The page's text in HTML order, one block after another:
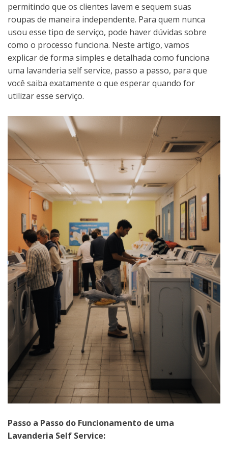
permitindo que os clientes lavem e sequem suas
roupas de maneira independente. Para quem nunca
usou esse tipo de serviço, pode haver dúvidas sobre
como o processo funciona. Neste artigo, vamos
explicar de forma simples e detalhada como funciona
uma lavanderia self service, passo a passo, para que
você saiba exatamente o que esperar quando for
utilizar esse serviço.
Passo a Passo do Funcionamento de uma
Lavanderia Self Service: